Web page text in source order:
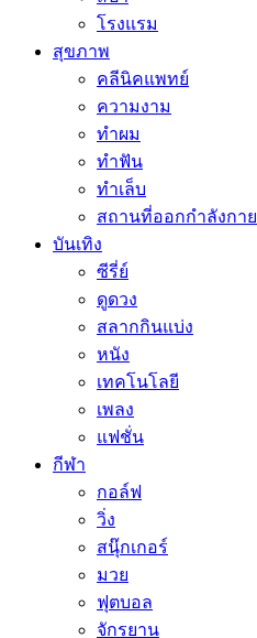
โรงแรม
สุขภาพ
คลีนิคแพทย์
ความงาม
ทำผม
ทำฟัน
ทำเล็บ
สถานที่ออกกำลังกาย
บันเทิง
ซีรี่ย์
ดูดวง
สลากกินแบ่ง
หนัง
เทคโนโลยี
เพลง
แฟชั่น
กีฬา
กอล์ฟ
วิ่ง
สนุ๊กเกอร์
มวย
ฟุตบอล
จักรยาน